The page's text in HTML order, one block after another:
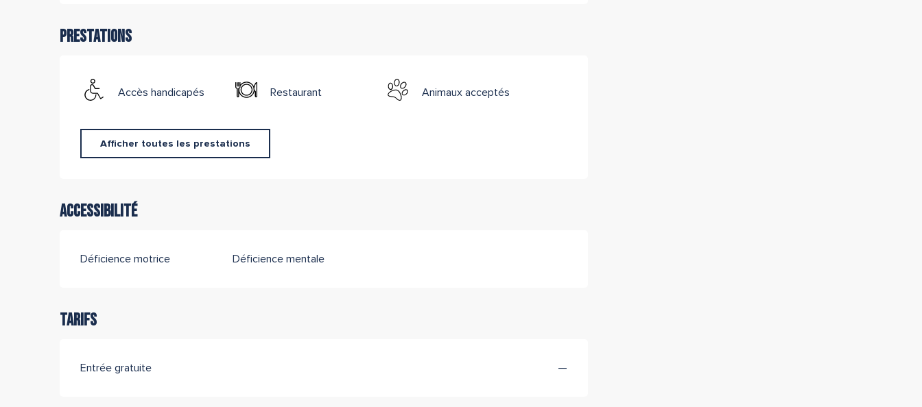
Prestations
Accès handicapés Restaurant Animaux acceptés
Afficher toutes les prestations
Accessibilité
Déficience motrice Déficience mentale
Tarifs
Entrée gratuite —